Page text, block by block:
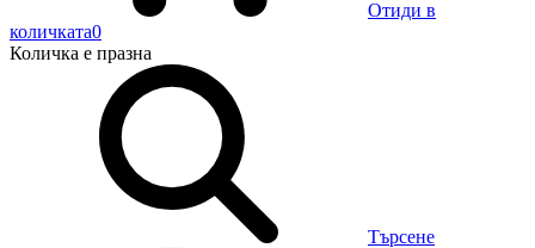
Отиди в
количката0
Количка е празна
Търсене